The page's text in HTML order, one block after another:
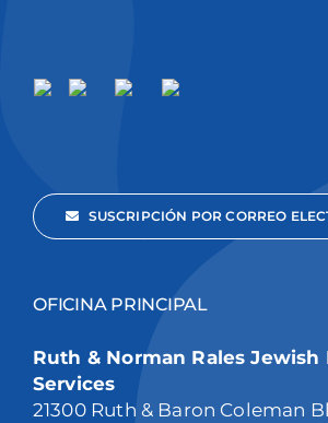
SUSCRIPCIÓN POR CORREO
OFICINA PRINCIPAL
Ruth & Norman Rales Jewish
Services
21300 Ruth & Baron Coleman